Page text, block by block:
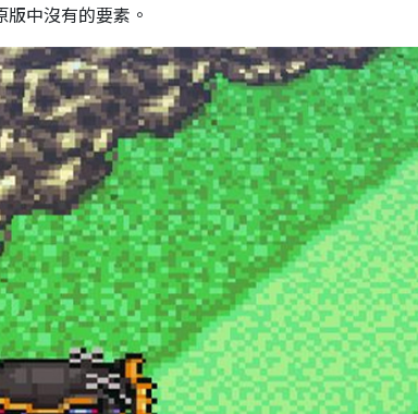
中沒有的要素。